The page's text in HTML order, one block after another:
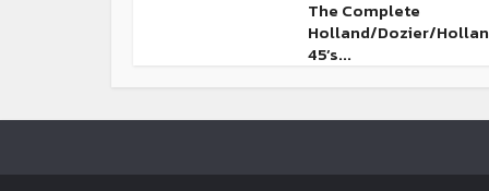
The Complete
Holland/Dozier/
45’s...